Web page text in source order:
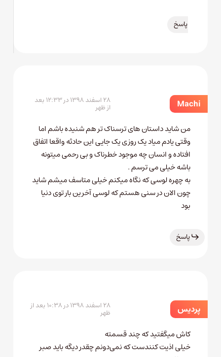
پاسخ
Machi ۲۸ اسفند ۱۳۹۸ در ۱۲:۳۳ بعد
از ظهر
من شاید داستان های ترسناک تر هم شنیده باشم اما
وقتی یادم میاد یک روزی یک جایی این حادثه واقعا اتفاق
افتاده و انسان چه موجود خطرناک و بی رحمی میتونه
باشه خیلی می ترسم .
به چهره لوسی که نگاه میکنم خیلی متاسف میشم شاید
چون الان در سنی هستم که لوسی آخرین بار توی دنیا
بود
پاسخ
پردیس ۲۸ اسفند ۱۳۹۸ در ۱۰:۳۸ بعد از
ظهر
کاش میگفتید که چند قسمته
خیلی اذیت کنندست که نمی‌دونم چقدر دیگه باید صبر